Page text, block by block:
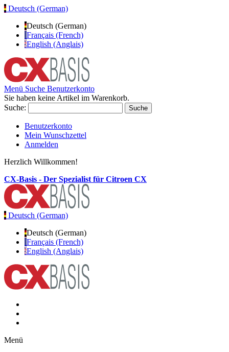
Deutsch (German)
Deutsch (German)
Français (French)
English (Anglais)
Menü Suche Benutzerkonto
Sie haben keine Artikel im Warenkorb.
Suche:
Suche
Benutzerkonto
Mein Wunschzettel
Anmelden
Herzlich Willkommen!
CX-Basis - Der Spezialist für Citroen CX
Deutsch (German)
Deutsch (German)
Français (French)
English (Anglais)
Menü